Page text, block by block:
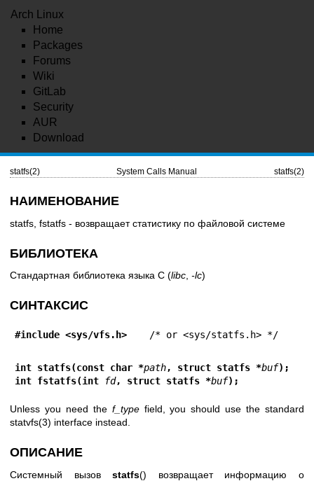
Arch Linux
Home
Packages
Forums
Wiki
GitLab
Security
AUR
Download
statfs(2) System Calls Manual statfs(2)
НАИМЕНОВАНИЕ
statfs, fstatfs - возвращает статистику по файловой системе
БИБЛИОТЕКА
Стандартная библиотека языка C (libc -lc)
СИНТАКСИС
#include <sys/vfs.h> /* or <sys/statfs.h> */
int statfs(const char *path, struct statfs *buf);
int fstatfs(int
fd, struct statfs *buf);
Unless you need the f_typefield, you should use the standard
statvfs(3) interface instead.
ОПИСАНИЕ
Системный вызовstatfs() возвращает информацию о